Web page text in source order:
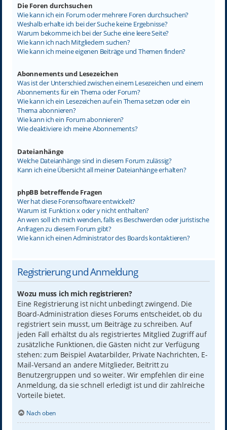
Die Foren durchsuchen
Wie kann ich ein Forum oder mehrere Foren durchsuchen?
Weshalb erhalte ich bei der Suche keine Ergebnisse?
Warum bekomme ich bei der Suche eine leere Seite?
Wie kann ich nach Mitgliedern suchen?
Wie kann ich meine eigenen Beiträge und Themen finden?
Abonnements und Lesezeichen
Was ist der Unterschied zwischen einem Lesezeichen und einem
Abonnements für ein Thema oder Forum?
Wie kann ich ein Lesezeichen auf ein Thema setzen oder ein
Thema abonnieren?
Wie kann ich ein Forum abonnieren?
Wie deaktiviere ich meine Abonnements?
Dateianhänge
Welche Dateianhänge sind in diesem Forum zulässig?
Kann ich eine Übersicht all meiner Dateianhänge erhalten?
phpBB betreffende Fragen
Wer hat diese Forensoftware entwickelt?
Warum ist Funktion x oder y nicht enthalten?
An wen soll ich mich wenden, falls es Beschwerden oder juristische
Anfragen zu diesem Forum gibt?
Wie kann ich einen Administrator des Boards kontaktieren?
Registrierung und Anmeldung
Wozu muss ich mich registrieren?
Eine Registrierung ist nicht unbedingt zwingend. Die
Board-Administration dieses Forums entscheidet, ob du
registriert sein musst, um Beiträge zu schreiben. Auf
jeden Fall erhältst du als registriertes Mitglied Zugriff auf
zusätzliche Funktionen, die Gästen nicht zur Verfügung
stehen: zum Beispiel Avatarbilder, Private Nachrichten, E-
Mail-Versand an andere Mitglieder, Beitritt zu
Benutzergruppen und so weiter. Wir empfehlen dir eine
Anmeldung, da sie schnell erledigt ist und dir zahlreiche
Vorteile bietet.
Nach oben